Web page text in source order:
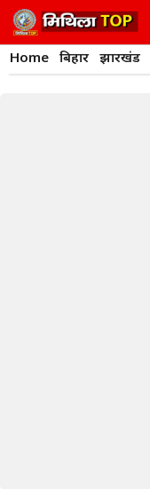
Skip
to
content
Home बिहार झारखंड